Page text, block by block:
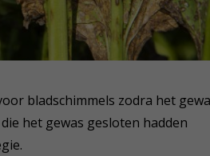
bladschimmels zodra het
het gewas gesloten hadden